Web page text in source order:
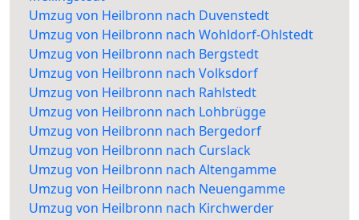
Umzug von Heilbronn nach Duvenstedt
Umzug von Heilbronn nach Wohldorf-Ohlstedt
Umzug von Heilbronn nach Bergstedt
Umzug von Heilbronn nach Volksdorf
Umzug von Heilbronn nach Rahlstedt
Umzug von Heilbronn nach Lohbrügge
Umzug von Heilbronn nach Bergedorf
Umzug von Heilbronn nach Curslack
Umzug von Heilbronn nach Altengamme
Umzug von Heilbronn nach Neuengamme
Umzug von Heilbronn nach Kirchwerder